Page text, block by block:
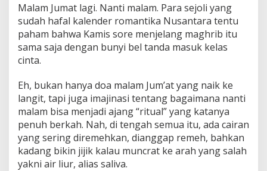
Malam Jumat lagi. Nanti malam. Para sejoli yang
sudah hafal kalender romantika Nusantara tentu
paham bahwa Kamis sore menjelang maghrib itu
sama saja dengan bunyi bel tanda masuk kelas
cinta.
Eh, bukan hanya doa malam Jum’at yang naik ke
langit, tapi juga imajinasi tentang bagaimana nanti
malam bisa menjadi ajang “ritual” yang katanya
penuh berkah. Nah, di tengah semua itu, ada cairan
yang sering diremehkan, dianggap remeh, bahkan
kadang bikin jijik kalau muncrat ke arah yang salah
yakni air liur, alias saliva.